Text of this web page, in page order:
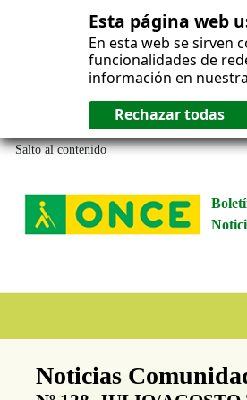
Esta página web
En esta web se sirven
funcionalidades de
información en nuestra
Salto al contenido
Boletín Noticias
Noticias